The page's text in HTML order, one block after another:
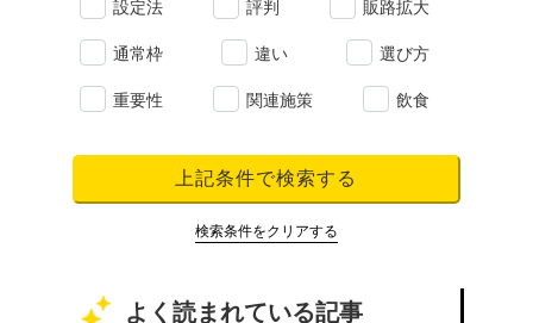
設定法 評判 販路拡大
通常枠 違い 選び方
重要性 関連施策 飲食
上記条件で検索する
検索条件をクリアする
よく読まれている記事